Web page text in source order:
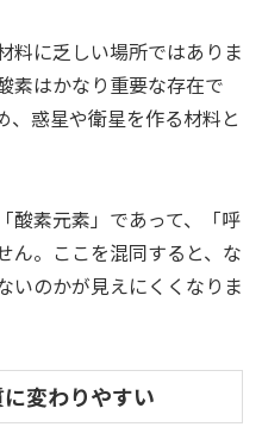
料に乏しい場所ではありま
素はかなり重要な存在で
、惑星や衛星を作る材料と
酸素元素」であって、「呼
ん。ここを混同すると、な
いのかが見えにくくなりま
変わりやすい